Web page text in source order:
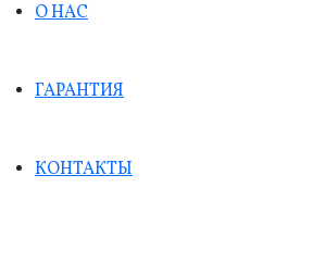
О НАС
ГАРАНТИЯ
КОНТАКТЫ